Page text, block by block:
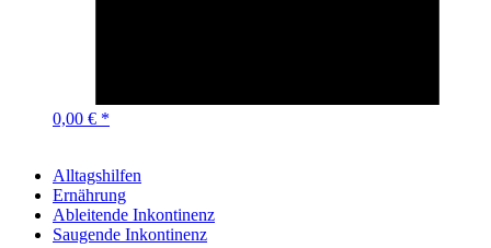
0,00 € *
Alltagshilfen
Ernährung
Ableitende Inkontinenz
Saugende Inkontinenz